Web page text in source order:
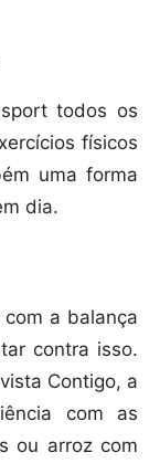
todos os
físicos
uma forma
dia.
a balança
contra isso.
Contigo, a
com as
ou arroz com